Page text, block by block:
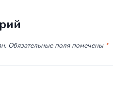
Обязательные поля помечены *